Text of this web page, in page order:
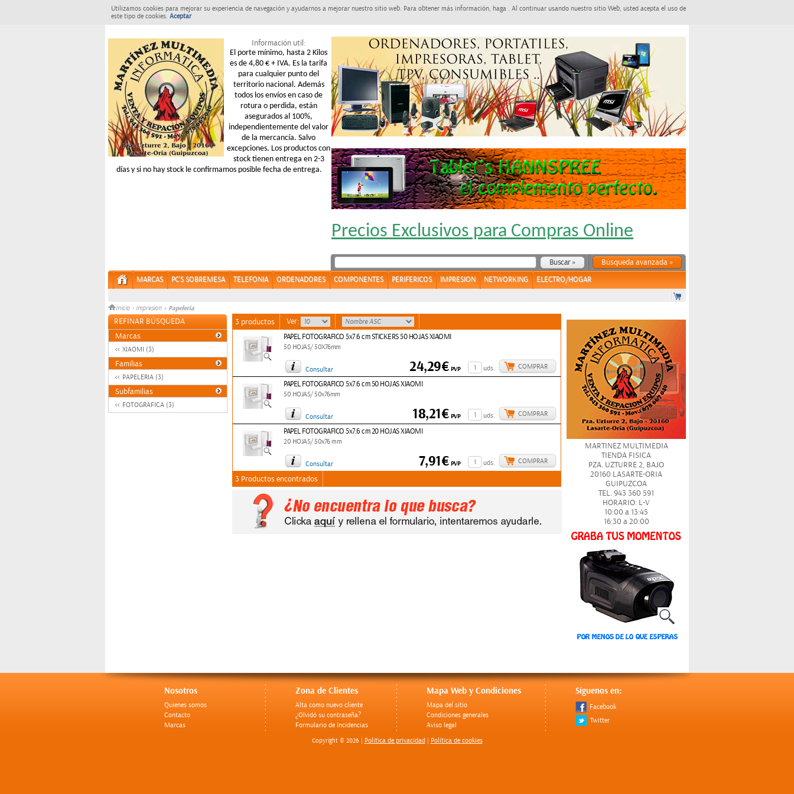
Utilizamos cookies para mejorar su experiencia de navegación y ayudarnos a mejorar nuestro sitio web. Para obtener más información, haga . Al continuar usando nuestro sitio Web, usted acepta el uso de
este tipo de cookies. Aceptar
Información util:
El porte mínimo, hasta 2 Kilos
es de 4,80 € + IVA. Es la tarifa
para cualquier punto del
territorio nacional. Además
todos los envíos en caso de
rotura o perdida, están
asegurados al 100%,
independientemente del valor
de la mercancía. Salvo
excepciones. Los productos con
stock tienen entrega en 2-3
días y si no hay stock le confirmamos posible fecha de entrega.
Precios Exclusivos para Compras Online
Búsqueda avanzada »
MARCAS PC'S SOBREMESA TELEFONIA ORDENADORES COMPONENTES PERIFERICOS IMPRESION NETWORKING ELECTRO/HOGAR
Inicio > Impresion » Papeleria
REFINAR BÚSQUEDA
Marcas
XIAOMI (3)
Familias
PAPELERIA (3)
Subfamilias
FOTOGRAFICA (3)
3 productos Ver:
PAPEL FOTOGRAFICO 5x7.6 cm STICKERS 50 HOJAS XIAOMI
50 HOJAS/ 50X76mm
Consultar uds. COMPRAR
24,29€PVP
PAPEL FOTOGRAFICO 5x7.6 cm 50 HOJAS XIAOMI
50 HOJAS/ 50x76mm
Consultar uds. COMPRAR
18,21€PVP
PAPEL FOTOGRAFICO 5x7.6 cm 20 HOJAS XIAOMI
20 HOJAS/ 50x76 mm
Consultar uds. COMPRAR
7,91€PVP
3 Productos encontrados
MARTINEZ MULTIMEDIA
TIENDA FISICA
PZA. UZTURRE 2, BAJO
20160 LASARTE-ORIA
GUIPUZCOA
TEL. 943 360 591
HORARIO: L-V
10:00 a 13:45
16:30 a 20:00
Nosotros
Quienes somos
Contacto
Marcas
Zona de Clientes
Alta como nuevo cliente
¿Olvidó su contraseña?
Formulario de Incidencias
Mapa Web y Condiciones
Mapa del sitio
Condiciones generales
Aviso legal
Síguenos en:
Facebook
Twitter
Copyright © 2026 | Politica de privacidad Política de cookies